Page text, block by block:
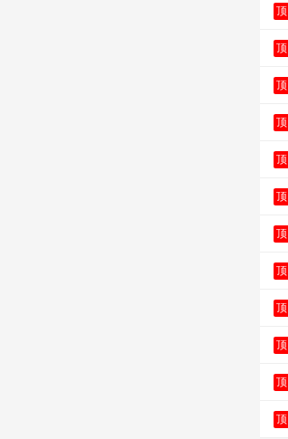
顶
顶
顶
顶
顶
顶
顶
顶
顶
顶
顶
顶